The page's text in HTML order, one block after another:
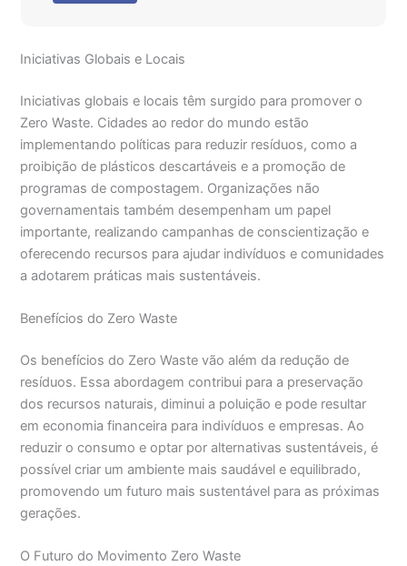
Iniciativas Globais e Locais
Iniciativas globais e locais têm surgido para promover o
Zero Waste. Cidades ao redor do mundo estão
implementando políticas para reduzir resíduos, como a
proibição de plásticos descartáveis e a promoção de
programas de compostagem. Organizações não
governamentais também desempenham um papel
importante, realizando campanhas de conscientização e
oferecendo recursos para ajudar indivíduos e comunidades
a adotarem práticas mais sustentáveis.
Benefícios do Zero Waste
Os benefícios do Zero Waste vão além da redução de
resíduos. Essa abordagem contribui para a preservação
dos recursos naturais, diminui a poluição e pode resultar
em economia financeira para indivíduos e empresas. Ao
reduzir o consumo e optar por alternativas sustentáveis, é
possível criar um ambiente mais saudável e equilibrado,
promovendo um futuro mais sustentável para as próximas
gerações.
O Futuro do Movimento Zero Waste